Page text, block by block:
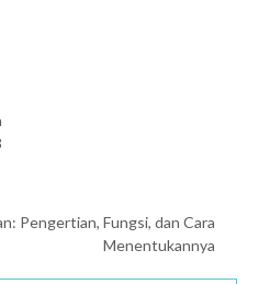
Pengertian, Fungsi, dan Cara
Menentukannya